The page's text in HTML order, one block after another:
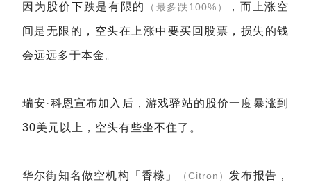
因为股价下跌是有限的 （最多跌100%） ，而上涨空
间是无限的，空头在上涨中要买回股票，损失的钱
会远远多于本金。
瑞安·科恩宣布加入后，游戏驿站的股价一度暴涨到
30美元以上，空头有些坐不住了。
华尔街知名做空机构「香橼」 （Citron） 发布报告，